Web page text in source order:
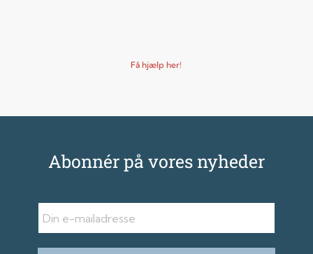
Få hjælp her!
Abonnér på vores nyheder